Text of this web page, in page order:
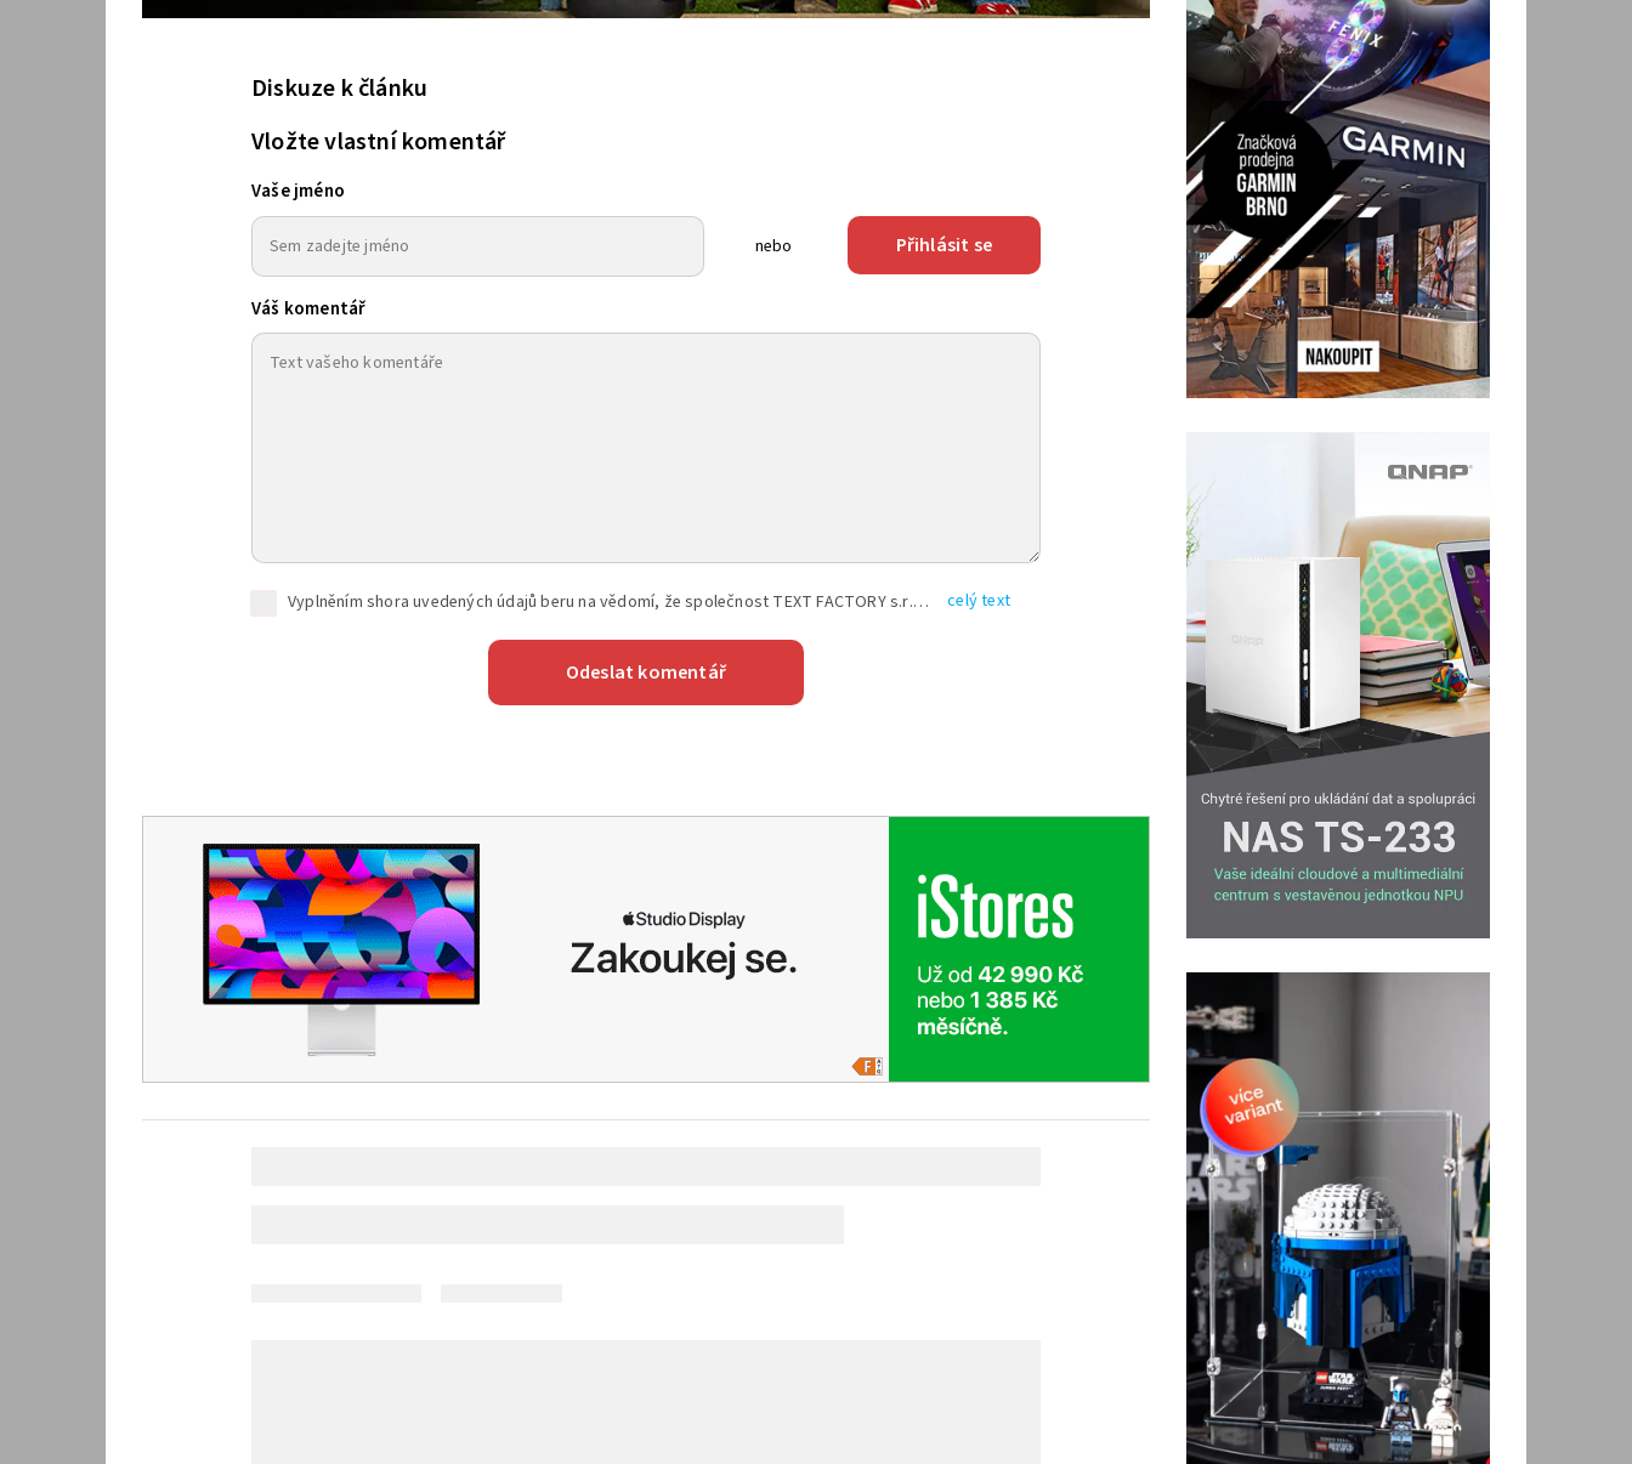
Diskuze k článku
Vložte vlastní komentář
Vaše jméno
nebo Přihlásit se
Váš komentář
Vyplněním shora uvedených údajů beru na vědomí, že společnost TEXT FACTORY s.r.o., sídlem Brno, Durďákova 336/29, Černá Pole, PSČ: 613 00, IČ: 06157831, zapsané u Krajského soudu v Brně, oddíl C, vložka 100399, bude zpracovávat mé osobní údaje uvedené v rámci mnou vyplněného registračního formuláře na základě oprávněných zájmů TEXT FACTORY s.r.o. dle čl. 6 odst. 1 písm. f) GDPR a pro splnění právních povinností (čl. 6 odst. 1 písm. c) GDPR), a to pro tyto účely: nezbytnost zajistit oprávnění návštěvníka webových stránek provozovaných společností TEXT FACTORY s.r.o. přispívat aktivně ke zveřejněným článkům nebo v rámci diskusních fór a výkon práv TEXT FACTORY s.r.o. jako administrátora těchto diskusních fór. Více informací o zpracování osobních údajů a právech lze nalézt v celý text